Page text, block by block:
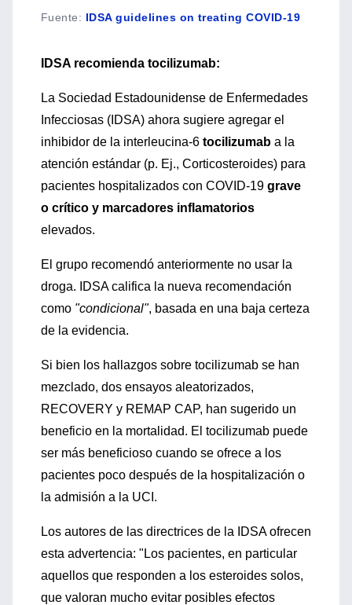
Fuente: IDSA guidelines on treating COVID-19
IDSA recomienda tocilizumab:
La Sociedad Estadounidense de Enfermedades
Infecciosas (IDSA) ahora sugiere agregar el
inhibidor de la interleucina-6 tocilizumab a la
atención estándar (p. Ej., Corticosteroides) para
pacientes hospitalizados con COVID-19 grave
o crítico y marcadores inflamatorios
elevados.
El grupo recomendó anteriormente no usar la
droga. IDSA califica la nueva recomendación
como "condicional", basada en una baja certeza
de la evidencia.
Si bien los hallazgos sobre tocilizumab se han
mezclado, dos ensayos aleatorizados,
RECOVERY y REMAP CAP, han sugerido un
beneficio en la mortalidad. El tocilizumab puede
ser más beneficioso cuando se ofrece a los
pacientes poco después de la hospitalización o
la admisión a la UCI.
Los autores de las directrices de la IDSA ofrecen
esta advertencia: "Los pacientes, en particular
aquellos que responden a los esteroides solos,
que valoran mucho evitar posibles efectos